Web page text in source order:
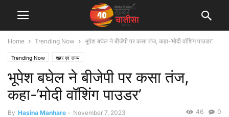
Home Trending Now भूपेश बघेल ने बीजेपी पर कसा तंज, कहा-‘मोदी वॉशिंग पाउडर’
Trending Now शहर एवं राज्य
भूपेश बघेल ने बीजेपी पर कसा तंज,
कहा-‘मोदी वॉशिंग पाउडर’
By Hasina Manhare - November 7, 2023 0
46